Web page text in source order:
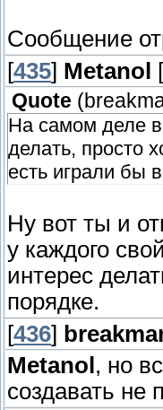
Сообщение
[435] Metanol
Quote (
На самом деле в
делать, просто
есть играли бы
Ну вот ты и
у каждого
интерес
порядке.
[436]
Metanol , но
создавать не